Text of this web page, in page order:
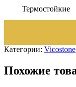
Термостойкие
Категории: Vicostone
Похожие